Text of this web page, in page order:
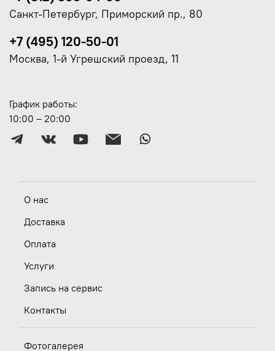
О нас
Доставка
Оплата
Услуги
Запись на сервис
Контакты
Фотогалерея
График работы:
10:00 – 20:00
Санкт-Петербург, Приморский пр., 80
+7 (495) 120-50-01
Москва, 1-й Угрешский проезд, 11